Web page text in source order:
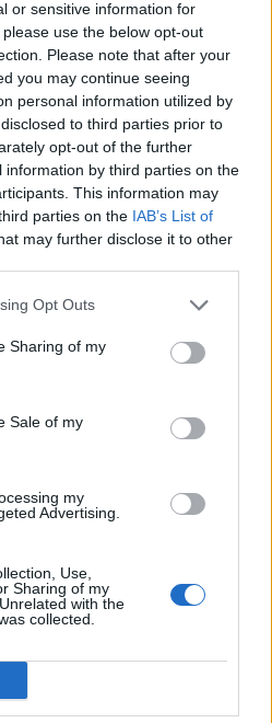
or sensitive information for
use the below opt-out
Please note that after your
you may continue seeing
personal information utilized by
to third parties prior to
opt-out of the further
by third parties on the
This information may
parties on the IAB’s List of
may further disclose it to other
Opt Outs
Sharing of my
Sale of my
my
Advertising.
Use,
Sharing of my
with the
collected.
Τοπικό Επιχειρησιακό
Όργανο Πολιτικής
Δήμου Κομοτηνής για την
Αναρτήθηκε στις:23/07/26
έκτακτου δελτίου
Αναρτήθηκε στις:22/07/26
ΣΥΝΕΔΡΙΑΣΗ ΤΟΥ
Αναρτήθηκε στις:
ΑΠΟΤΕΛΕΣΜΑΤΩΝ
ΣΤΟΥΣ
ΠΑΙΔΙΚΟΥΣ ΣΤΑΘΜΟΥΣ
ΓΙΑ ΤΟ ΕΤΟΣ 2026-